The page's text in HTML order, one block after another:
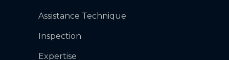
Assistance Technique
Inspection
Expertise